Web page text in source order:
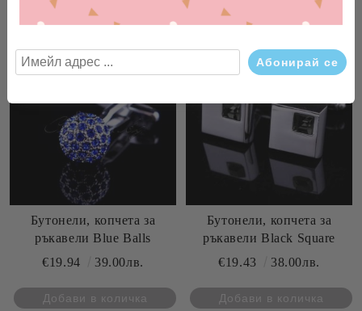
Бутонели, копчета за
ръкавели Blue Balls
€19.94
39.00лв.
Бутонели, копчета за
ръкавели Black Square
€19.43
38.00лв.